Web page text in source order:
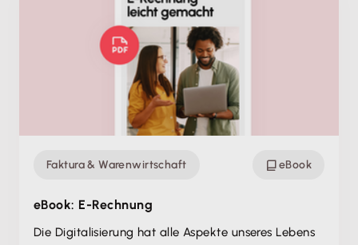
Faktura & Warenwirtschaft eBook
eBook: E-Rechnung
Die Digitalisierung hat alle Aspekte unseres Lebens